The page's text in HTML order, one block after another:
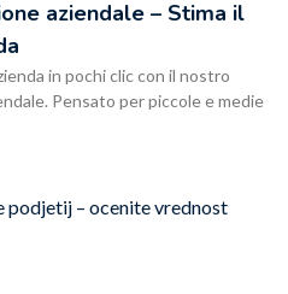
aziendale – Stima il
in pochi clic con il nostro
Pensato per piccole e medie